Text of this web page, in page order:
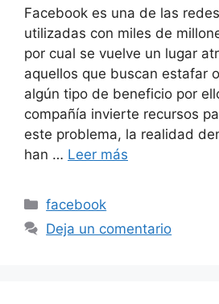
Facebook es una de las
utilizadas con miles de
por cual se vuelve un lugar
aquellos que buscan estafar
algún tipo de beneficio por
compañía invierte recursos
este problema, la realidad
han … Leer más
Categorías
facebook
Deja un comentario